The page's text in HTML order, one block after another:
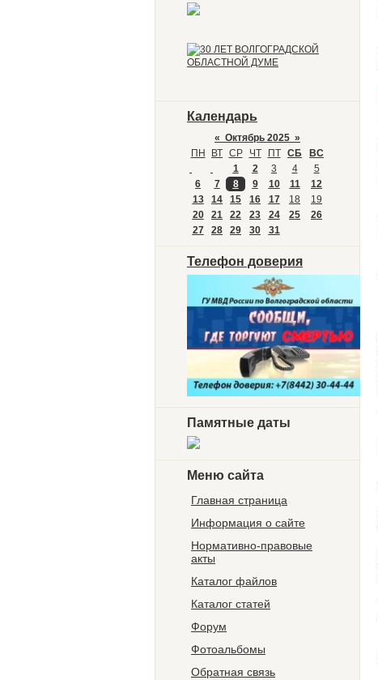
Календарь
« Октябрь 2025 »
ПН
ВТ СР ЧТ ПТ СБ
ВС
1
2 3 4
5
6
7 8 9 10 11
12
13
14 15 16 17 18
19
20
21 22 23 24 25
26
27
28 29 30 31
Телефон доверия
Памятные даты
Меню сайта
Главная страница
Информация о сайте
Нормативно-правовые
акты
Каталог файлов
Каталог статей
Форум
Фотоальбомы
Обратная связь